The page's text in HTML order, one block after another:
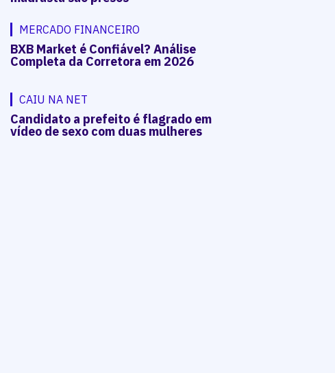
MERCADO FINANCEIRO
BXB Market é Confiável? Análise
Completa da Corretora em 2026
CAIU NA NET
Candidato a prefeito é flagrado em
vídeo de sexo com duas mulheres